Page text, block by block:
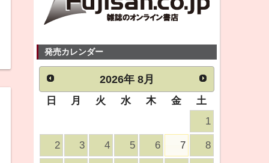
発売カレンダー
2026年 8月
日 月 火 水 木 金
土
1
2 3 4 5 6 7 8